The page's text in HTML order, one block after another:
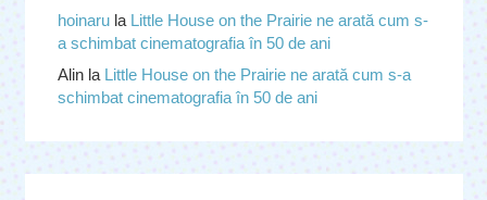
hoinarula Little House on the Prairie ne arată cum s-
a schimbat cinematografia în 50 de ani
Alinla Little House on the Prairie ne arată cum s-a
schimbat cinematografia în 50 de ani